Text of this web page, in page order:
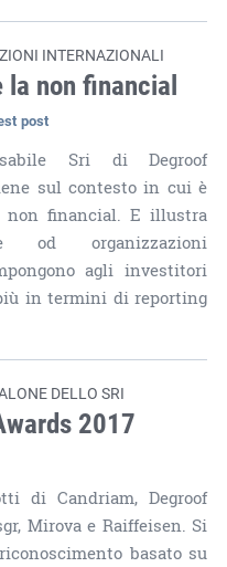
INTERNAZIONALI
la non financial
post
Sri di Degroof
sul contesto in cui è
financial. E illustra
od organizzazioni
agli investitori
in termini di reporting
DELLO SRI
2017
di Candriam, Degroof
Mirova e Raiffeisen. Si
basato su